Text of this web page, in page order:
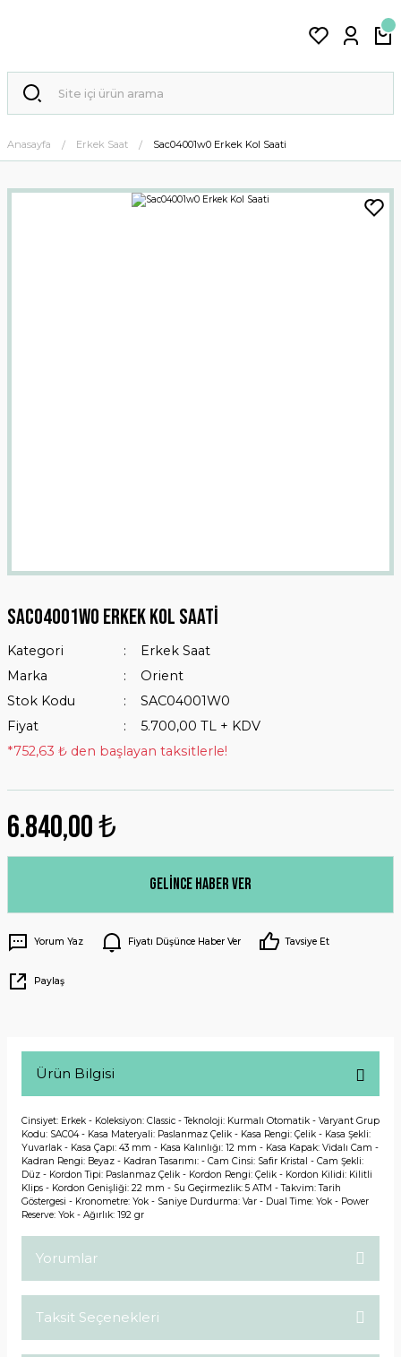
Anasayfa Erkek Saat Sac04001w0 Erkek Kol Saati
Sac04001w0 Erkek Kol Saati
Kategori
Erkek Saat
Marka
Orient
Stok Kodu
SAC04001W0
Fiyat
5.700,00 TL + KDV
*752,63 ₺ den başlayan taksitlerle!
6.840,00 ₺
Gelince Haber Ver
Yorum Yaz Fiyatı Düşünce Haber Ver Tavsiye Et
Paylaş
Ürün Bilgisi
Cinsiyet: Erkek - Koleksiyon: Classic - Teknoloji: Kurmalı Otomatik - Varyant Grup
Kodu: SAC04 - Kasa Materyali: Paslanmaz Çelik - Kasa Rengi: Çelik - Kasa Şekli:
Yuvarlak - Kasa Çapı: 43 mm - Kasa Kalınlığı: 12 mm - Kasa Kapak: Vidalı Cam -
Kadran Rengi: Beyaz - Kadran Tasarımı: - Cam Cinsi: Safir Kristal - Cam Şekli:
Düz - Kordon Tipi: Paslanmaz Çelik - Kordon Rengi: Çelik - Kordon Kilidi: Kilitli
Klips - Kordon Genişliği: 22 mm - Su Geçirmezlik: 5 ATM - Takvim: Tarih
Göstergesi - Kronometre: Yok - Saniye Durdurma: Var - Dual Time: Yok - Power
Reserve: Yok - Ağırlık: 192 gr
Yorumlar
Taksit Seçenekleri